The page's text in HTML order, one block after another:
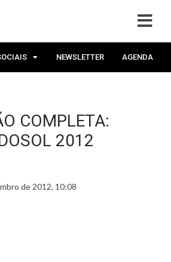
NEWSLETTER AGENDA
COMPLETA:
2012
de 2012, 10:08